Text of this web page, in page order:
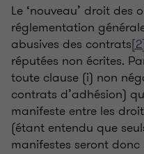
Le ‘nouveau’ droit
réglementation
abusives des contrats[2]
réputées non écrites.
toute clause (i) non
contrats d’adhésion)
manifeste entre les
(étant entendu que
manifestes seront donc